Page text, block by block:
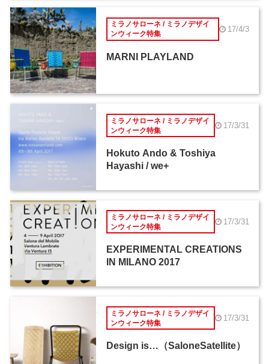
ミラノサローネ / ミラノデザイ
ンウィーク特集
17/4/3
MARNI PLAYLAND
ミラノサローネ / ミラノデザイ
ンウィーク特集
17/3/31
Hokuto Ando & Toshiya
Hayashi / we+
ミラノサローネ / ミラノデザイ
ンウィーク特集
17/3/31
EXPERIMENTAL CREATIONS
IN MILANO 2017
ミラノサローネ / ミラノデザイ
ンウィーク特集
17/3/31
Design is…（SaloneSatellite）